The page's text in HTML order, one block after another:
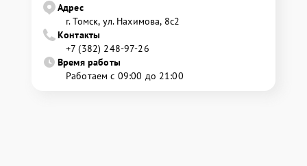
Адрес
г. Томск, ул. Нахимова, 8с2
Контакты
+7 (382) 248-97-26
Время работы
Работаем с 09:00 до 21:00